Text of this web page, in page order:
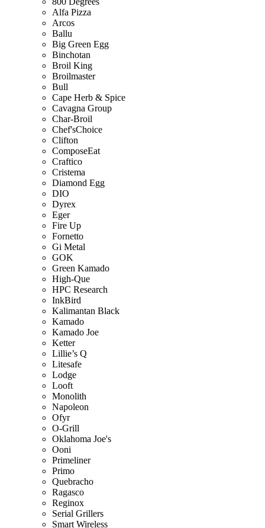
Alfa Pizza
Arcos
Ballu
Big Green Egg
Binchotan
Broil King
Broilmaster
Bull
Cape Herb & Spice
Cavagna Group
Char-Broil
Chef'sChoice
Clifton
ComposeEat
Craftico
Cristema
Diamond Egg
DIO
Dyrex
Eger
Fire Up
Fornetto
Gi Metal
GOK
Green Kamado
High-Que
HPC Research
InkBird
Kalimantan Black
Kamado
Kamado Joe
Ketter
Lillie’s Q
Litesafe
Lodge
Looft
Monolith
Napoleon
Ofyr
O-Grill
Oklahoma Joe's
Ooni
Primeliner
Primo
Quebracho
Ragasco
Reginox
Serial Grillers
Smart Wireless